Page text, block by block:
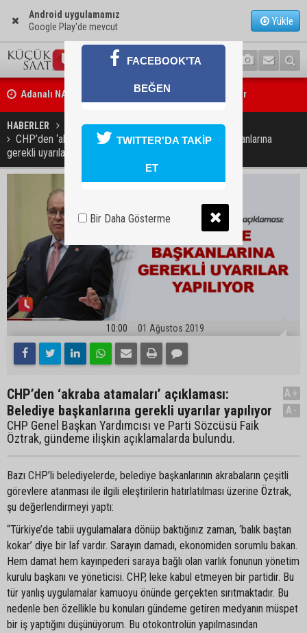
Android uygulamamız
Google Play'de mevcut
Yükle
Adanalı NASA astronotu Deniz Burnham uzaya gidiyor
Kozan’da üreticilere yangın ve anız uyarısı
HABERLER SİYASET
CHP’den ‘akraba atamaları’ açıklaması: Belediye başkanlarına
gerekli uyarılar yapılıyor
10:00 01 Ağustos 2019
CHP’den ‘akraba atamaları’ açıklaması:
Belediye başkanlarına gerekli uyarılar yapılıyor
CHP Genel Başkan Yardımcısı ve Parti Sözcüsü Faik
Öztrak, gündeme ilişkin açıklamalarda bulundu.
A+
A-
Bazı CHP’li belediyelerde, belediye başkanlarının akrabaların çeşitli
görevlere atanması ile ilgili eleştirilerin hatırlatılması üzerine Öztrak,
şu değerlendirmeyi yaptı:
“Türkiye’de tabii uygulamalara dönüp baktığınız zaman, ‘balık baştan
kokar’ diye bir laf vardır. Sarayın damadı, ekonomiden sorumlu bakan.
Hem damat hem kayınpederi saraya bağlı olan varlık fonunun yönetim
kurulu başkanı ve yöneticisi. CHP, leke kabul etmeyen bir partidir. Bu
tür yanlış uygulamalar kamuoyu önünde gerçekten sırıtmaktadır. Bu
nedenle ben özellikle bu konuları gündeme getiren medyanın müspet
bir iş yaptığını düşünüyorum. Bu otokontrolün yapılmasından
FACEBOOK'TA
BEĞEN
TWITTER'DA TAKİP
ET
Bir Daha Gösterme